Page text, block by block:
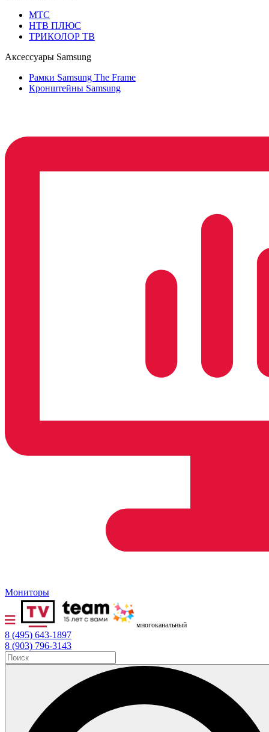
МТС
НТВ ПЛЮС
ТРИКОЛОР ТВ
Аксессуары Samsung
Рамки Samsung The Frame
Кронштейны Samsung
Мониторы
многоканальный
8 (495) 643-1897
8 (903) 796-3143